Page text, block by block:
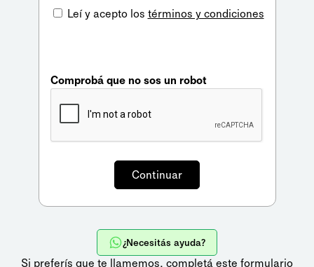
Leí y acepto los términos y condiciones
Comprobá que no sos un robot
¿Necesitás ayuda?
Si preferís que te llamemos, completá este formulario